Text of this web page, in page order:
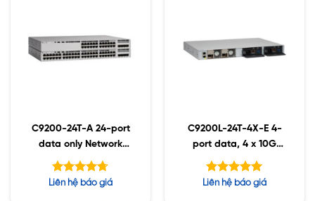
C9200-24T-A 24-port
data only Network
Advantage
Được xếp
Liên hệ báo giá
C9200L-24T-4X-E 4-
port data, 4 x 10G
,Network Essentials
Được xếp
Liên hệ báo giá